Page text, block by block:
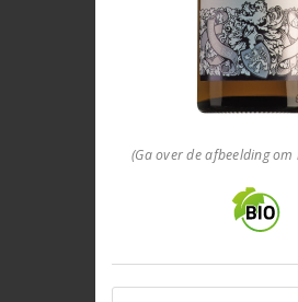
(Ga over de afbeelding om